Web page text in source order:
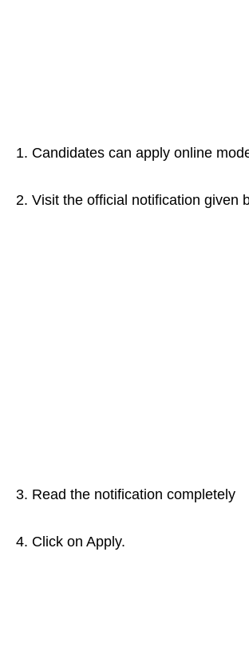
1. Candidates can apply online
2. Visit the official notification given
3. Read the notification completely
4. Click on Apply.